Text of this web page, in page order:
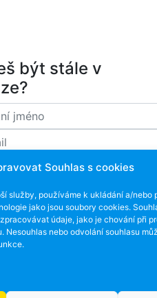
Souhlas s cookies
služby, používáme k ukládání a/nebo
jako jsou soubory cookies.
údaje, jako je chování při
Nesouhlas nebo odvolání souhlasu
být stále v
se zpracováním